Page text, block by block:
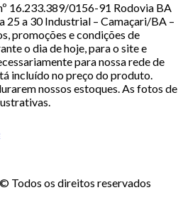
16.233.389/0156-91 Rodovia BA
25 a 30 Industrial – Camaçari/BA –
promoções e condições de
o dia de hoje, para o site e
para nossa rede de
incluído no preço do produto.
nossos estoques. As fotos de
Todos os direitos reservados